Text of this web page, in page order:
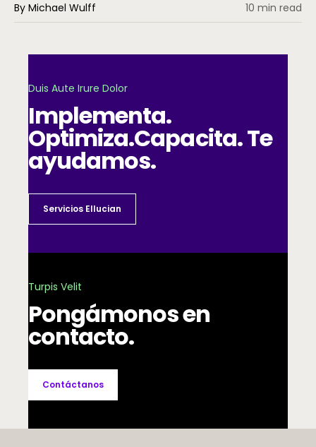
By Michael Wulff 10 min read
Duis Aute Irure Dolor
Implementa.
Optimiza.Capacita. Te
ayudamos.
Servicios Ellucian
Turpis Velit
Pongámonos en
contacto.
Contáctanos